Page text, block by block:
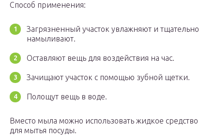
Способ применения:
Загрязненный участок увлажняют и тщательно
намыливают.
Оставляют вещь для воздействия на час.
Зачищают участок с помощью зубной щетки.
Полощут вещь в воде.
Вместо мыла можно использовать жидкое средство
для мытья посуды.